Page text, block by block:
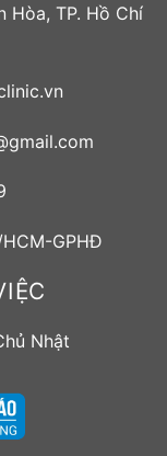
Hòa, TP. Hồ Chí
GPHĐ
Nhật